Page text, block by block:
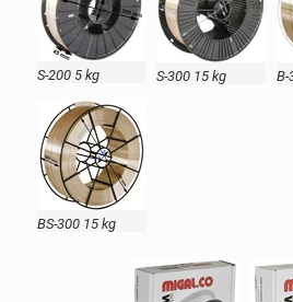
S-200 5 kg S-300 15 kg B-
BS-300 15 kg